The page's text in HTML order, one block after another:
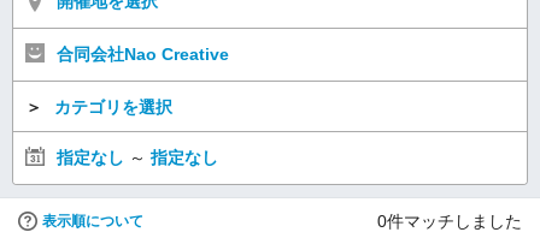
合同会社Nao Creative
＞ カテゴリを選択
指定なし ～ 指定なし
表示順について 0件マッチしました